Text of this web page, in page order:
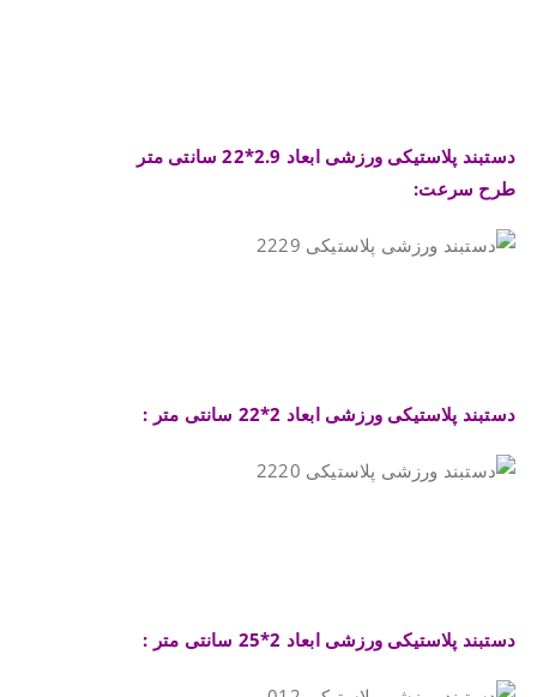
دستبند پلاستیکی ورزشی ابعاد 2.9*22 سانتی متر
طرح سرعت:
دستبند پلاستیکی ورزشی ابعاد 2*22 سانتی متر :
دستبند پلاستیکی ورزشی ابعاد 2*25 سانتی متر :